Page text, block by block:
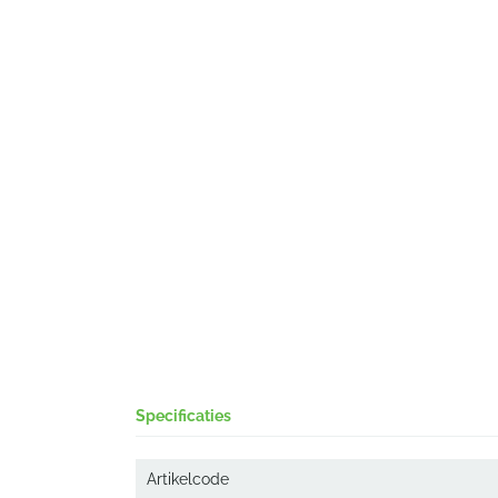
Specificaties
Artikelcode